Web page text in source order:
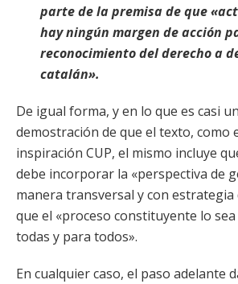
parte de la premisa de que
hay ningún margen de acción
reconocimiento del derecho a
catalán».
De igual forma, y en lo que es casi
demostración de que el texto, como
inspiración CUP, el mismo incluye
debe incorporar la «perspectiva de
manera transversal y con estrategia
que el «proceso constituyente lo
todas y para todos».
En cualquier caso, el paso adelante